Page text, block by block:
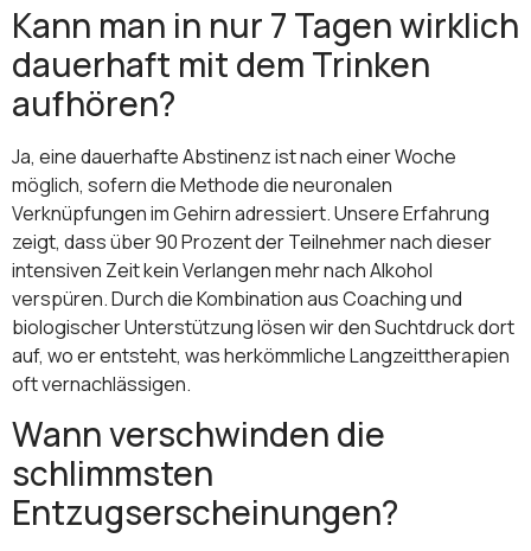
Kann man in nur 7 Tagen wirklich
dauerhaft mit dem Trinken
aufhören?
Ja, eine dauerhafte Abstinenz ist nach einer Woche
möglich, sofern die Methode die neuronalen
Verknüpfungen im Gehirn adressiert. Unsere Erfahrung
zeigt, dass über 90 Prozent der Teilnehmer nach dieser
intensiven Zeit kein Verlangen mehr nach Alkohol
verspüren. Durch die Kombination aus Coaching und
biologischer Unterstützung lösen wir den Suchtdruck dort
auf, wo er entsteht, was herkömmliche Langzeittherapien
oft vernachlässigen.
Wann verschwinden die
schlimmsten
Entzugserscheinungen?